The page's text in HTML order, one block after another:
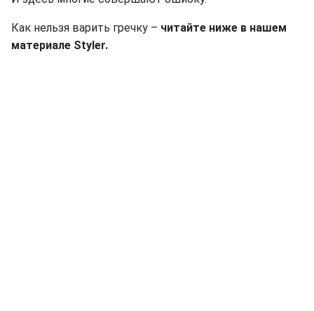
Как нельзя варить гречку – читайте ниже в нашем
материале Styler.